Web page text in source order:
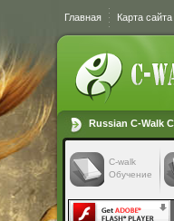
Главная Карта сайта
Russian C-Walk
C-walk
Обучение